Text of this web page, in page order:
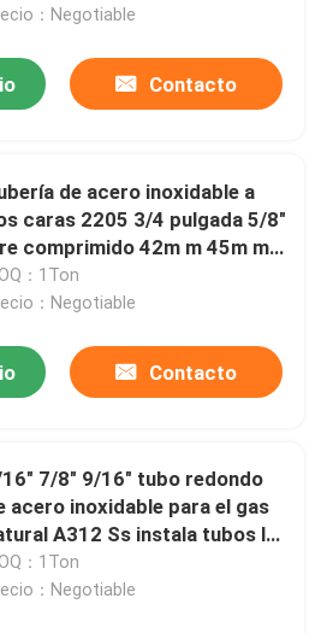
：Negotiable
Contacto
de acero inoxidable a
caras 2205 3/4 pulgada 5/8"
comprimido 42m m 45m m
alrededor del tubo
：1Ton
：Negotiable
Contacto
7/8" 9/16" tubo redondo
acero inoxidable para el gas
A312 Ss instala tubos la
：1Ton
：Negotiable